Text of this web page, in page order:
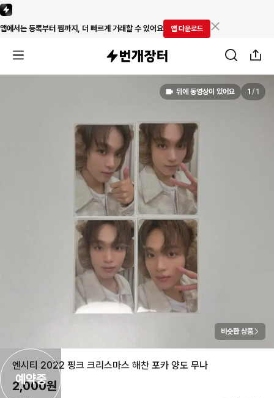
앱에서는 등록부터 찜까지, 더 빠르게 거래할 수 있어요 앱 다운로드
예약중
뒤에 동영상이 있어요 1 / 1
비슷한 상품
엔시티 2022 핑크 크리스마스 해찬 포카 양도 무나
2,000원